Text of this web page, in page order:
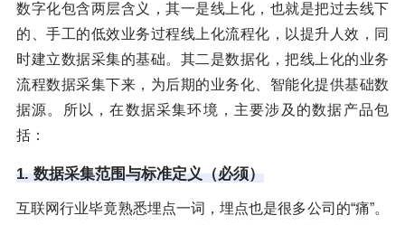
数字化包含两层含义，其一是线上化，也就是把过去线下
的、手工的低效业务过程线上化流程化，以提升人效，同
时建立数据采集的基础。其二是数据化，把线上化的业务
流程数据采集下来，为后期的业务化、智能化提供基础数
据源。所以，在数据采集环境，主要涉及的数据产品包
括：
1. 数据采集范围与标准定义（必须）
互联网行业毕竟熟悉埋点一词，埋点也是很多公司的“痛”。